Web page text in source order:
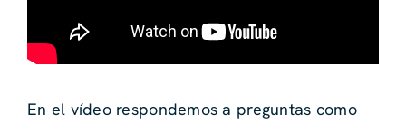
En el vídeo respondemos a preguntas como